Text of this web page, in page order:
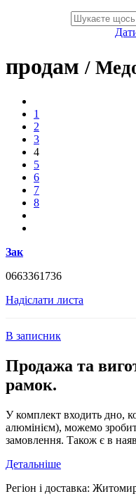
продам/
1
2
3
4
5
6
7
8
Зак
0663361736
Надіслати листа
В записник
Продажа та
рамок.
У комплект входить дно,
алюмінієм), можемо
замовлення. Також є в
Детальніше
Регіон і доставка: